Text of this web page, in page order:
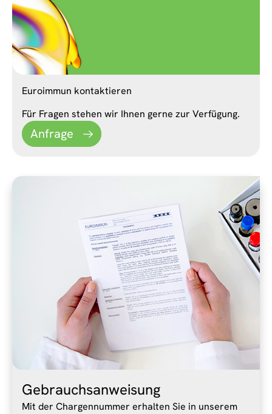
Euroimmun kontaktieren
Für Fragen stehen wir Ihnen gerne zur Verfügung.
Anfrage
Gebrauchsanweisung
Mit der Chargennummer erhalten Sie in unserem